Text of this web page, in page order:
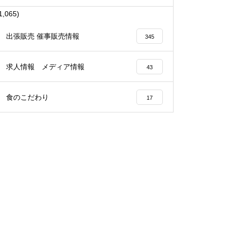
出張販売 催事販売情報 345
求人情報 メディア情報 43
食のこだわり 17